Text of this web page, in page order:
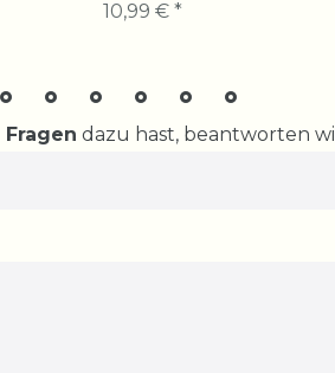
10,99 € *
Fragen dazu hast, beantworten